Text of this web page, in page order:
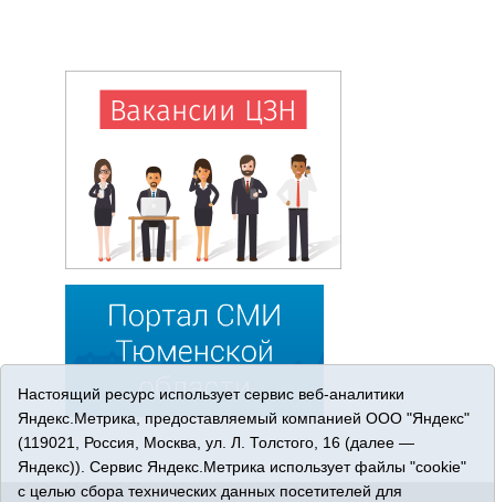
Настоящий ресурс использует сервис веб-аналитики
Яндекс.Метрика, предоставляемый компанией ООО "Яндекс"
(119021, Россия, Москва, ул. Л. Толстого, 16 (далее —
Яндекс)). Сервис Яндекс.Метрика использует файлы "cookie"
с целью сбора технических данных посетителей для